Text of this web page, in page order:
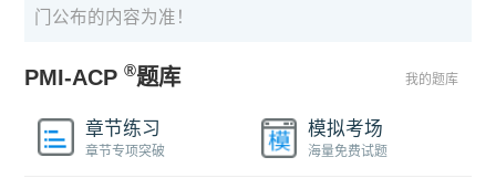
门公布的内容为准！
PMI-ACP®题库 我的题库
章节练习
章节专项突破
模拟考场
海量免费试题